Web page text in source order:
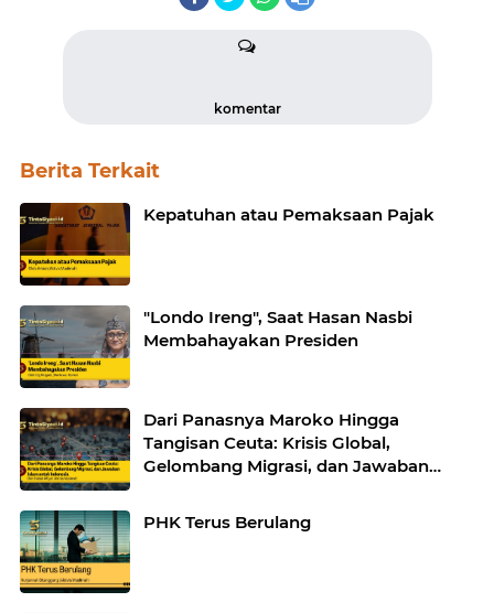
komentar
Berita Terkait
Kepatuhan atau Pemaksaan Pajak
"Londo Ireng", Saat Hasan Nasbi
Membahayakan Presiden
Dari Panasnya Maroko Hingga
Tangisan Ceuta: Krisis Global,
Gelombang Migrasi, dan Jawaban
PHK Terus Berulang